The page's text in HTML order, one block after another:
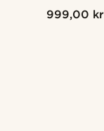
999,00 kr